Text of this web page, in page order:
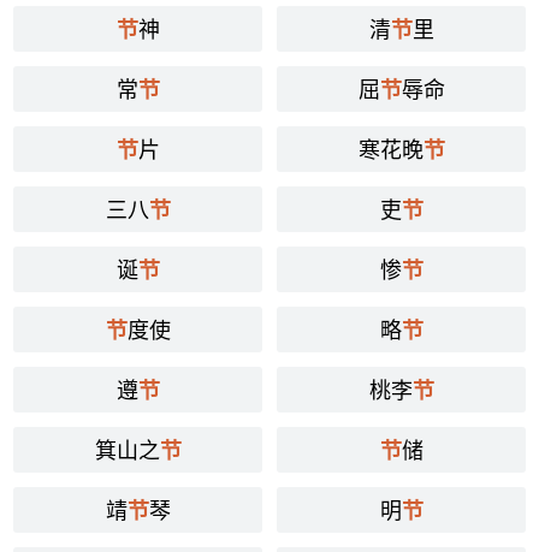
节神 清节里
常节 屈节辱命
节片 寒花晚节
三八节 吏节
诞节 惨节
节度使 略节
遵节 桃李节
箕山之节 节储
靖节琴 明节